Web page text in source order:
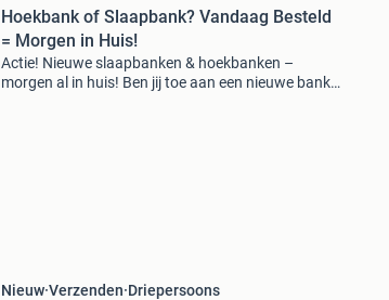
Hoekbank of Slaapbank? Vandaag Besteld
= Morgen in Huis!
Actie! Nieuwe slaapbanken & hoekbanken –
morgen al in huis! Ben jij toe aan een nieuwe bank
Nieuw Verzenden Driepersoons